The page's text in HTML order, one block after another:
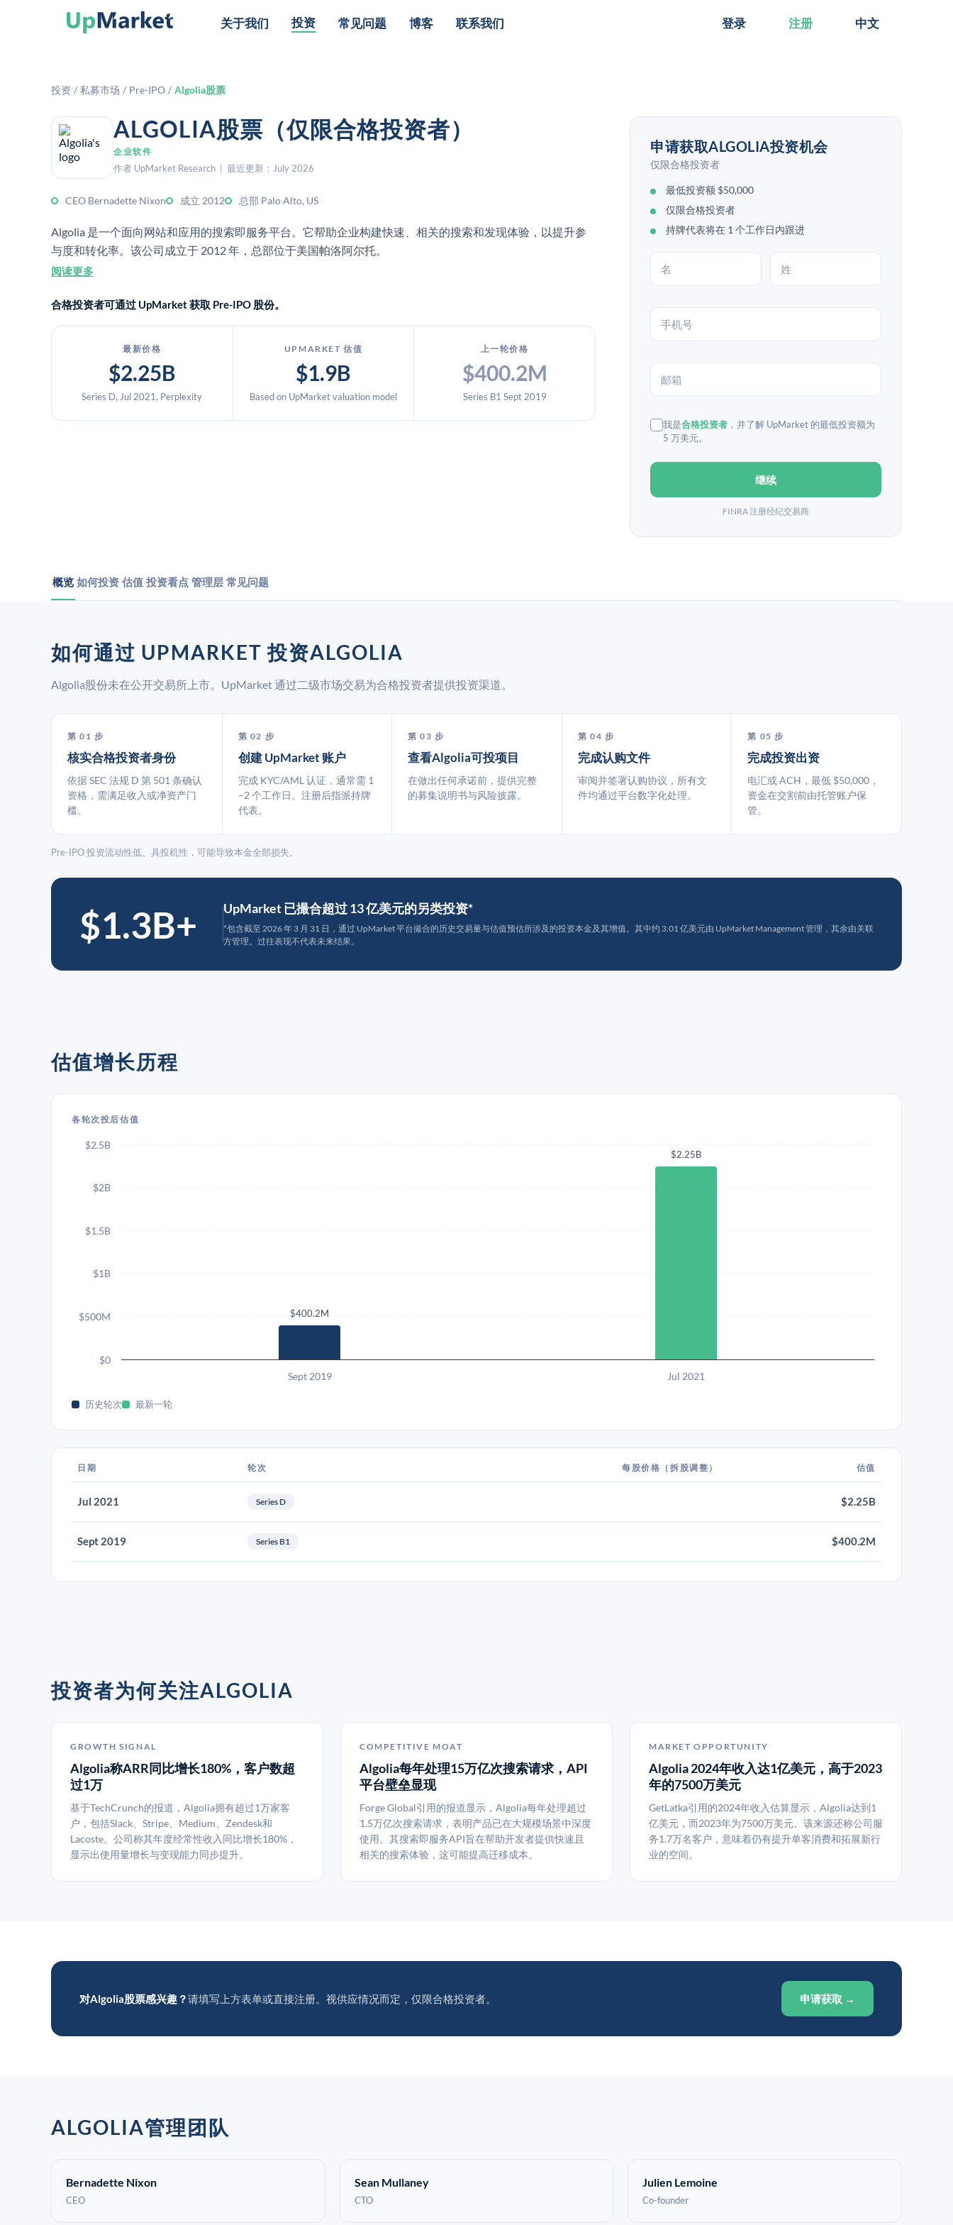
关于我们 投资 常见问题 博客 联系我们 登录 注册 中文
投资 / 私募市场 / Pre-IPO / Algolia股票
ALGOLIA股票（仅限合格投资者）
企业软件
作者 UpMarket Research | 最近更新：July 2026
CEO Bernadette Nixon 成立 2012 总部 Palo Alto, US
Algolia 是一个面向网站和应用的搜索即服务平台。它帮助企业构建快速、相关的搜索和发现体验，以提升参
与度和转化率。该公司成立于 2012 年，总部位于美国帕洛阿尔托。
阅读更多
合格投资者可通过 UpMarket 获取 Pre-IPO 股份。
最新价格
$2.25B
Series D, Jul 2021, Perplexity
UPMARKET 估值
$1.9B
Based on UpMarket valuation model
上一轮价格
$400.2M
Series B1 Sept 2019
申请获取ALGOLIA投资机会
仅限合格投资者
最低投资额 $50,000
仅限合格投资者
持牌代表将在 1 个工作日内跟进
我是合格投资者 ，并了解 UpMarket 的最低投资额为
5 万美元。
继续
FINRA 注册经纪交易商
概览 如何投资 估值 投资看点 管理层 常见问题
如何通过 UPMARKET 投资ALGOLIA
Algolia股份未在公开交易所上市。UpMarket 通过二级市场交易为合格投资者提供投资渠道。
第 01 步
核实合格投资者身份
依据 SEC 法规 D 第 501 条确认
资格，需满足收入或净资产门
槛。
第 02 步
创建 UpMarket 账户
完成 KYC/AML 认证，通常需 1
–2 个工作日。注册后指派持牌
代表。
第 03 步
查看Algolia可投项目
在做出任何承诺前，提供完整
的募集说明书与风险披露。
第 04 步
完成认购文件
审阅并签署认购协议，所有文
件均通过平台数字化处理。
第 05 步
完成投资出资
电汇或 ACH，最低 $50,000，
资金在交割前由托管账户保
管。
Pre-IPO 投资流动性低、具投机性，可能导致本金全部损失。
$1.3B+ UpMarket 已撮合超过 13 亿美元的另类投资*
*包含截至 2026 年 3 月 31 日，通过 UpMarket 平台撮合的历史交易量与估值预估所涉及的投资本金及其增值。其中约 3.01 亿美元由 UpMarket Management 管理，其余由关联
方管理。过往表现不代表未来结果。
估值增长历程
各轮次投后估值
$400.2M
$2.25B
Sept 2019 Jul 2021
$0
$500M
$1B
$1.5B
$2B
$2.5B
历史轮次 最新一轮
日期 轮次 每股价格（拆股调整） 估值
Jul 2021 Series D $2.25B
Sept 2019 Series B1 $400.2M
投资者为何关注ALGOLIA
GROWTH SIGNAL
Algolia称ARR同比增长180%，客户数超
过1万
基于TechCrunch的报道，Algolia拥有超过1万家客
户，包括Slack、Stripe、Medium、Zendesk和
Lacoste。公司称其年度经常性收入同比增长180%，
显示出使用量增长与变现能力同步提升。
COMPETITIVE MOAT
Algolia每年处理15万亿次搜索请求，API
平台壁垒显现
Forge Global引用的报道显示，Algolia每年处理超过
1.5万亿次搜索请求，表明产品已在大规模场景中深度
使用。其搜索即服务API旨在帮助开发者提供快速且
相关的搜索体验，这可能提高迁移成本。
MARKET OPPORTUNITY
Algolia 2024年收入达1亿美元，高于2023
年的7500万美元
GetLatka引用的2024年收入估算显示，Algolia达到1
亿美元，而2023年为7500万美元。该来源还称公司服
务1.7万名客户，意味着仍有提升单客消费和拓展新行
业的空间。
对Algolia股票感兴趣？请填写上方表单或直接注册。视供应情况而定，仅限合格投资者。 申请获取 →
ALGOLIA管理团队
Bernadette Nixon
CEO
Sean Mullaney
CTO
Julien Lemoine
Co-founder